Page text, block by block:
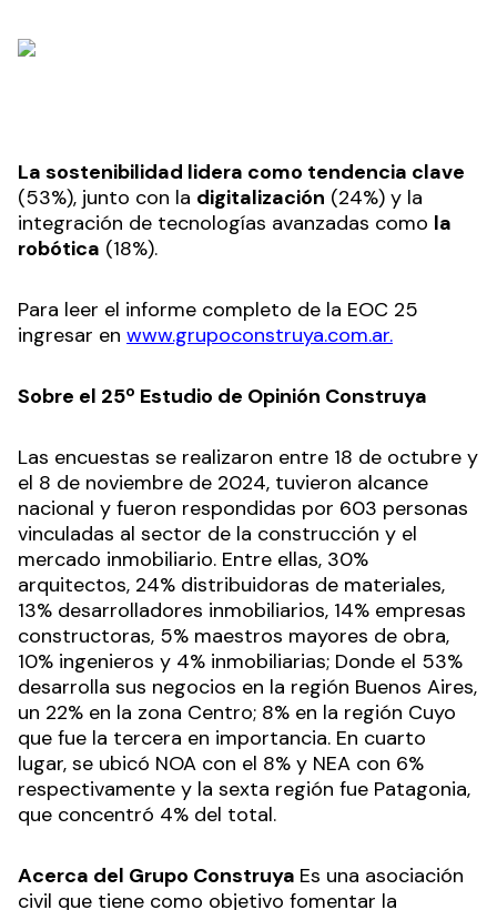
La sostenibilidad lidera como tendencia clave
(53%), junto con la digitalización (24%) y la
integración de tecnologías avanzadas como la
robótica (18%).
Para leer el informe completo de la EOC 25
ingresar en www.grupoconstruya.com.ar.
Sobre el 25º Estudio de Opinión Construya
Las encuestas se realizaron entre 18 de octubre y
el 8 de noviembre de 2024, tuvieron alcance
nacional y fueron respondidas por 603 personas
vinculadas al sector de la construcción y el
mercado inmobiliario. Entre ellas, 30%
arquitectos, 24% distribuidoras de materiales,
13% desarrolladores inmobiliarios, 14% empresas
constructoras, 5% maestros mayores de obra,
10% ingenieros y 4% inmobiliarias; Donde el 53%
desarrolla sus negocios en la región Buenos Aires,
un 22% en la zona Centro; 8% en la región Cuyo
que fue la tercera en importancia. En cuarto
lugar, se ubicó NOA con el 8% y NEA con 6%
respectivamente y la sexta región fue Patagonia,
que concentró 4% del total.
Acerca del Grupo Construya Es una asociación
civil que tiene como objetivo fomentar la